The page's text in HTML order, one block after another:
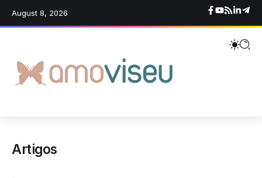
August 8, 2026
Artigos